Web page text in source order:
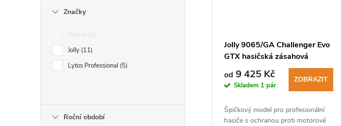
Značky
Jolly 11
Lytos Professional 5
Roční období
Jolly 9065/GA Challenger Evo
GTX hasičská zásahová
protipořezová obuv
od 9 425 Kč
Skladem 1 pár
ZOBRAZIT
Špičkový model pro profesionální
hasiče s ochranou proti motorové